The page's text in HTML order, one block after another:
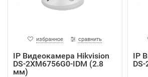
избранное сравнить
IP Видеокамера Hikvision
DS-2XM6756G0-IDM (2.8
мм)
IP